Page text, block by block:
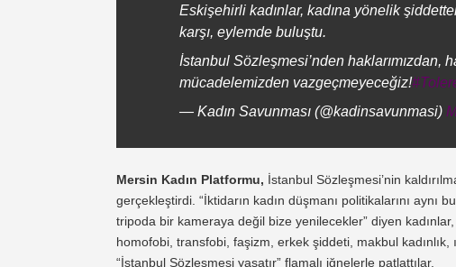
Eskişehirli kadınlar, kadına yönelik
karşı, eylemde buluştu.
İstanbul Sözleşmesi’nden haklarımızdan,
mücadelemizden vazgeçmeyeceğiz!
— Kadın Savunması (@kadinsavunmasi)
Mersin Kadın Platformu, İstanbul Sözleşmesi’nin
gerçekleştirdi. “İktidarın kadın düşmanı politikalarını aynı
tripoda bir kameraya değil bize yenilecekler” diyen
homofobi, transfobi, faşizm, erkek şiddeti, makbul kadınlık,
“İstanbul Sözleşmesi yaşatır” flamalı iğnelerle patlattılar.